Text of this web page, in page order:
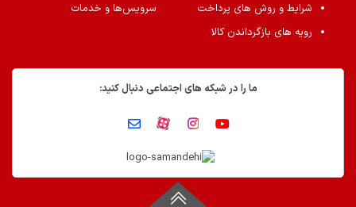
شرایط و روش های پرداخت
رویه های بازگرداندن کالا
سرویس‌ها و خدمات
ما را در شبکه های اجتماعی دنبال کنید: